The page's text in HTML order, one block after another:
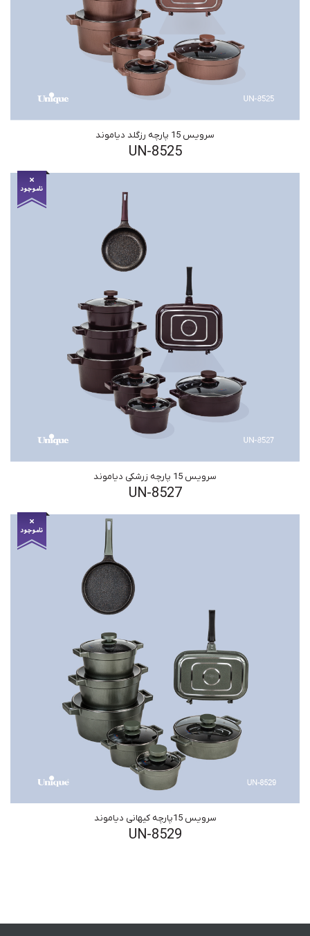
سرویس 15 پارچه رزگلد دیاموند
UN-8525
سرویس 15 پارچه زرشکی دیاموند
UN-8527
سرویس 15پارچه کیهانی دیاموند
UN-8529